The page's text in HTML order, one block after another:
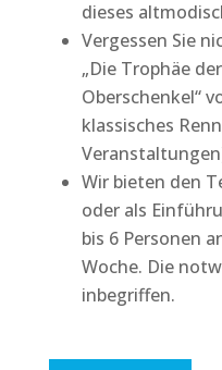
dieses
Vergessen Sie
„Die Trophäe
Oberschenkel“
klassisches
Wir bieten den
oder als
bis 6 Personen
Woche. Die
inbegriffen.